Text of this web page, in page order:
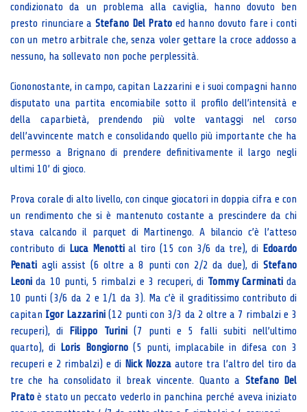
condizionato da un problema alla caviglia, hanno dovuto ben
presto rinunciare a Stefano Del Prato ed hanno dovuto fare i conti
con un metro arbitrale che, senza voler gettare la croce addosso a
nessuno, ha sollevato non poche perplessità.
Ciononostante, in campo, capitan Lazzarini e i suoi compagni hanno
disputato una partita encomiabile sotto il profilo dell’intensità e
della caparbietà, prendendo più volte vantaggi nel corso
dell’avvincente match e consolidando quello più importante che ha
permesso a Brignano di prendere definitivamente il largo negli
ultimi 10’ di gioco.
Prova corale di alto livello, con cinque giocatori in doppia cifra e con
un rendimento che si è mantenuto costante a prescindere da chi
stava calcando il parquet di Martinengo. A bilancio c’è l’atteso
contributo di Luca Menottial tiro (15 con 3/6 da tre), di Edoardo
Penati agli assist (6 oltre a 8 punti con 2/2 da due), di Stefano
Leoni da 10 punti, 5 rimbalzi e 3 recuperi, di Tommy Carminatida
10 punti (3/6 da 2 e 1/1 da 3). Ma c’è il graditissimo contributo di
capitan Igor Lazzarini (12 punti con 3/3 da 2 oltre a 7 rimbalzi e 3
recuperi), di
Filippo Turini(7 punti e 5 falli subiti nell’ultimo
quarto), di Loris Bongiorno(5 punti, implacabile in difesa con 3
recuperi e 2 rimbalzi) e di Nick Nozza autore tra l’altro del tiro da
tre che ha consolidato il break vincente. Quanto a Stefano Del
Prato è stato un peccato vederlo in panchina perché aveva iniziato